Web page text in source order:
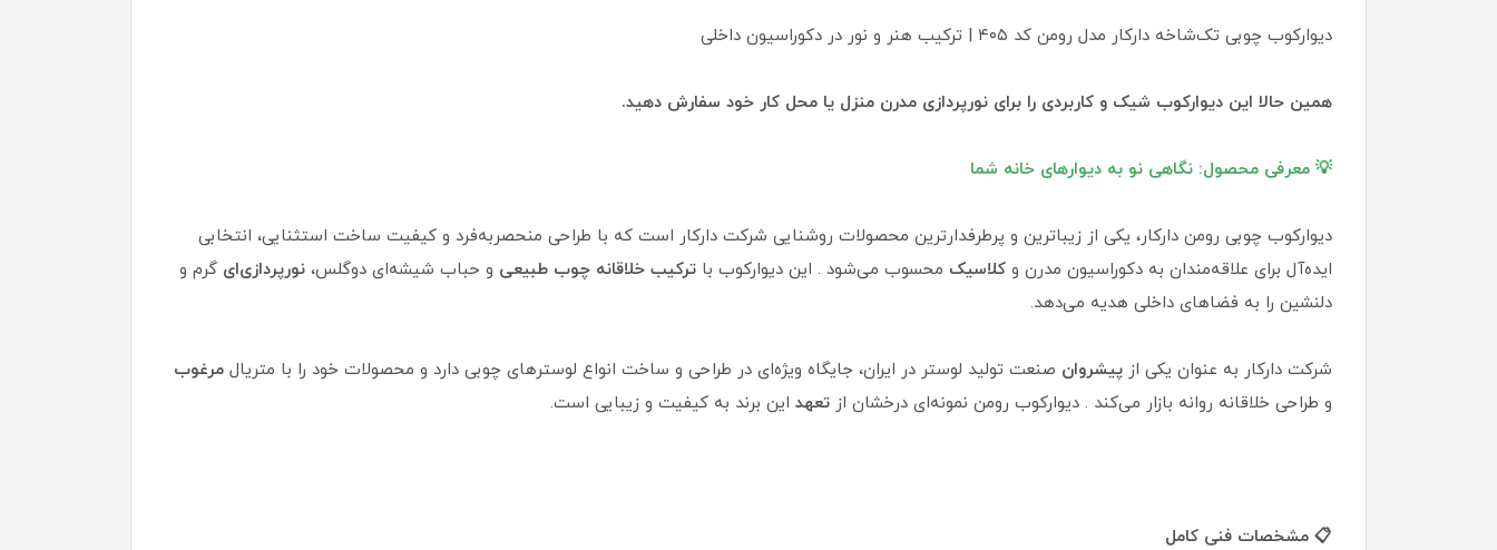
دیوارکوب چوبی تک‌شاخه دارکار مدل رومن کد ۴۰۵ | ترکیب هنر و نور در دکوراسیون داخلی
همین حالا این دیوارکوب شیک و کاربردی را برای نورپردازی مدرن منزل یا محل کار خود سفارش دهید.
💡 معرفی محصول: نگاهی نو به دیوارهای خانه شما
دیوارکوب چوبی رومن دارکار، یکی از زیباترین و پرطرفدارترین محصولات روشنایی شرکت دارکار است که با طراحی منحصربه‌فرد و کیفیت ساخت استثنایی، انتخابی
ایده‌آل برای علاقه‌مندان به دکوراسیون مدرن و کلاسیک محسوب می‌شود . این دیوارکوب با ترکیب خلاقانه چوب طبیعی و حباب شیشه‌ای دوگلس، نورپردازی‌ای گرم و
دلنشین را به فضاهای داخلی هدیه می‌دهد.
شرکت دارکار به عنوان یکی از پیشروان صنعت تولید لوستر در ایران، جایگاه ویژه‌ای در طراحی و ساخت انواع لوسترهای چوبی دارد و محصولات خود را با متریال مرغوب
و طراحی خلاقانه روانه بازار می‌کند . دیوارکوب رومن نمونه‌ای درخشان از تعهد این برند به کیفیت و زیبایی است.
📋 مشخصات فنی کامل